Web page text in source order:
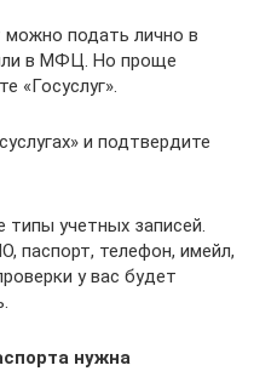
можно подать лично в
в МФЦ. Но проще
«Госуслуг».
и подтвердите
типы учетных записей.
паспорт, телефон, имейл,
у вас будет
нужна